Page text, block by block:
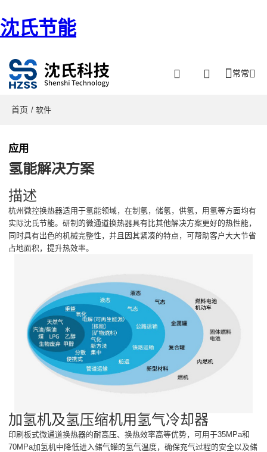
沈氏节能
常常
首页 / 软件
应用
氢能解决方案
描述
杭州微控换热器适用于氢能领域，在制氢，储氢，供氢，用氢等方面均有
实际沈氏节能。研制的微通道换热器具有比其他解决方案更好的热性能，
同时具有出色的机械完整性，并且因其紧凑的特点，可帮助客户大大节省
占地面积，提升热效率。
加氢机及氢压缩机用氢气冷却器
印刷板式微通道换热器的耐高压、换热效率高等优势，可用于35MPa和
70MPa加氢机中降低进入储气罐的氢气温度，确保充气过程的安全以及储